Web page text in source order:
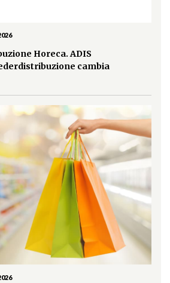
Horeca. ADIS
cambia